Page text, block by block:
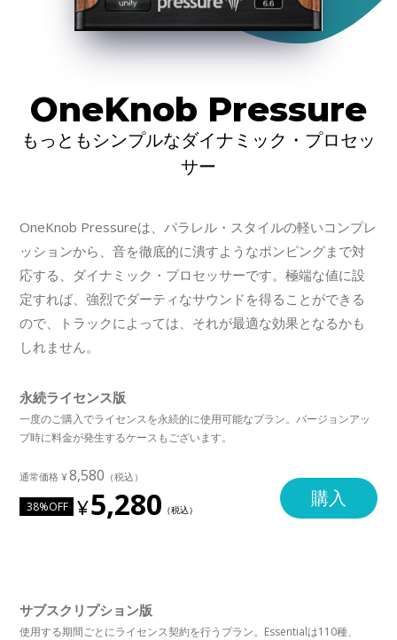
OneKnob Pressure
もっともシンプルなダイナミック・プロセッ
サー
OneKnob Pressureは、パラレル・スタイルの軽いコンプレ
ッションから、音を徹底的に潰すようなポンピングまで対
応する、ダイナミック・プロセッサーです。極端な値に設
定すれば、強烈でダーティなサウンドを得ることができる
ので、トラックによっては、それが最適な効果となるかも
しれません。
永続ライセンス版
一度のご購入でライセンスを永続的に使用可能なプラン。バージョンアッ
プ時に料金が発生するケースもございます。
8,580
38%OFF 5,280 購入
サブスクリプション版
使用する期間ごとにライセンス契約を行うプラン。Essentialは110種、